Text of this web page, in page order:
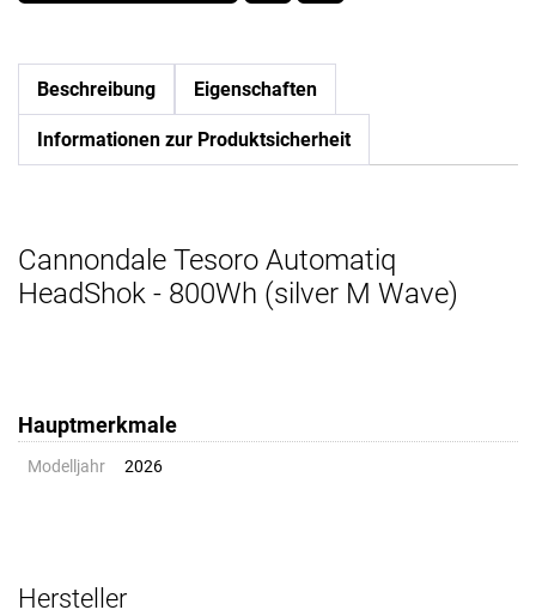
Beschreibung Eigenschaften
Informationen zur Produktsicherheit
Cannondale Tesoro Automatiq
HeadShok - 800Wh (silver M Wave)
Hauptmerkmale
Modelljahr 2026
Hersteller